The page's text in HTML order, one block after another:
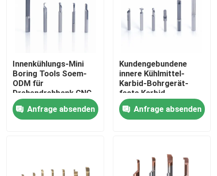
Startseite
Produkte
Über uns
Innenkühlungs-Mini
Boring Tools Soem-
ODM für
Drehendrehbank CNC
Anfrage absenden
Kundengebundene
innere Kühlmittel-
Karbid-Bohrgerät-
feste Karbid-
Bohrgerät-
Bohrwerkzeuge
Anfrage absenden